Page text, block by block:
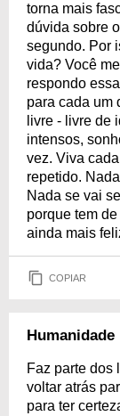
torna mais
dúvida sobre
segundo. Por
vida? Você
respondo
para cada um
livre - livre de
intensos,
vez. Viva
repetido.
Nada se vai
porque tem
ainda mais
COPIAR
Humanidade
Faz parte dos
voltar atrás
para ter